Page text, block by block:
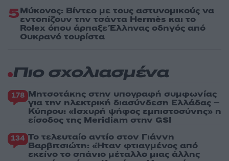
5Μύκονος: Βίντεο με τους αστυνομικούς να
εντοπίζουν την τσάντα Hermès και το
Rolex όπου άρπαξε Έλληνας οδηγός από
Ουκρανό τουρίστα
Πιο σχολιασμένα
178 Μητσοτάκης στην υπογραφή συμφωνίας
για την ηλεκτρική διασύνδεση Ελλάδας –
Κύπρου: «Ισχυρή ψήφος εμπιστοσύνης» η
είσοδος της Meridiam στην GSI
134 Το τελευταίο αντίο στον Γιάννη
Βαρβιτσιώτη: «Ήταν φτιαγμένος από
εκείνο το σπάνιο μέταλλο μιας άλλης